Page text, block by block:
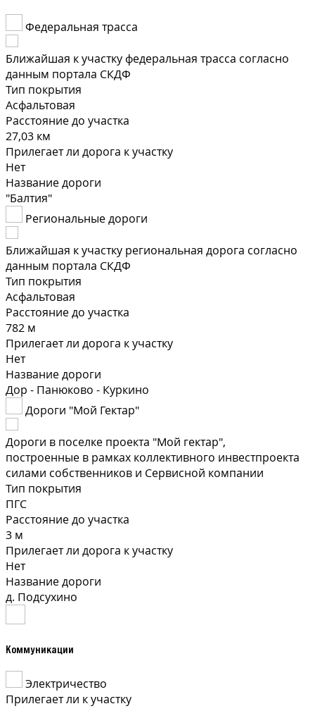
Федеральная трасса
Ближайшая к участку федеральная трасса согласно
данным портала СКДФ
Тип покрытия
Асфальтовая
Расстояние до участка
27,03 км
Прилегает ли дорога к участку
Нет
Название дороги
"Балтия"
Региональные дороги
Ближайшая к участку региональная дорога согласно
данным портала СКДФ
Тип покрытия
Асфальтовая
Расстояние до участка
782 м
Прилегает ли дорога к участку
Нет
Название дороги
Дор - Панюково - Куркино
Дороги "Мой Гектар"
Дороги в поселке проекта "Мой гектар",
построенные в рамках коллективного инвестпроекта
силами собственников и Сервисной компании
Тип покрытия
ПГС
Расстояние до участка
3 м
Прилегает ли дорога к участку
Нет
Название дороги
д. Подсухино
Коммуникации
Электричество
Прилегает ли к участку